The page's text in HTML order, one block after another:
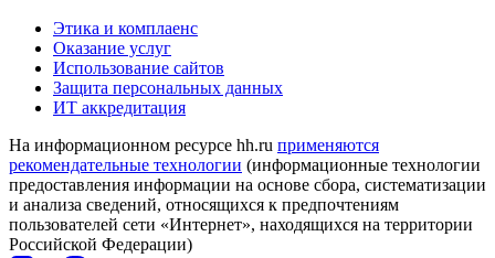
Этика и комплаенс
Оказание услуг
Использование сайтов
Защита персональных данных
ИТ аккредитация
На информационном ресурсе hh.ru применяются
рекомендательные технологии (информационные технологии
предоставления информации на основе сбора, систематизации
и анализа сведений, относящихся к предпочтениям
пользователей сети «Интернет», находящихся на территории
Российской Федерации)